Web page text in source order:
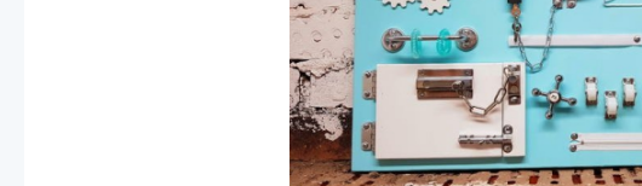
Дроны с 4k камерой
Скоростной катер
Вертолетик для детей ну
Скидки